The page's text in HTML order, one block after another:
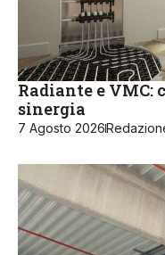
Radiante e VMC:
sinergia
7 Agosto 2026